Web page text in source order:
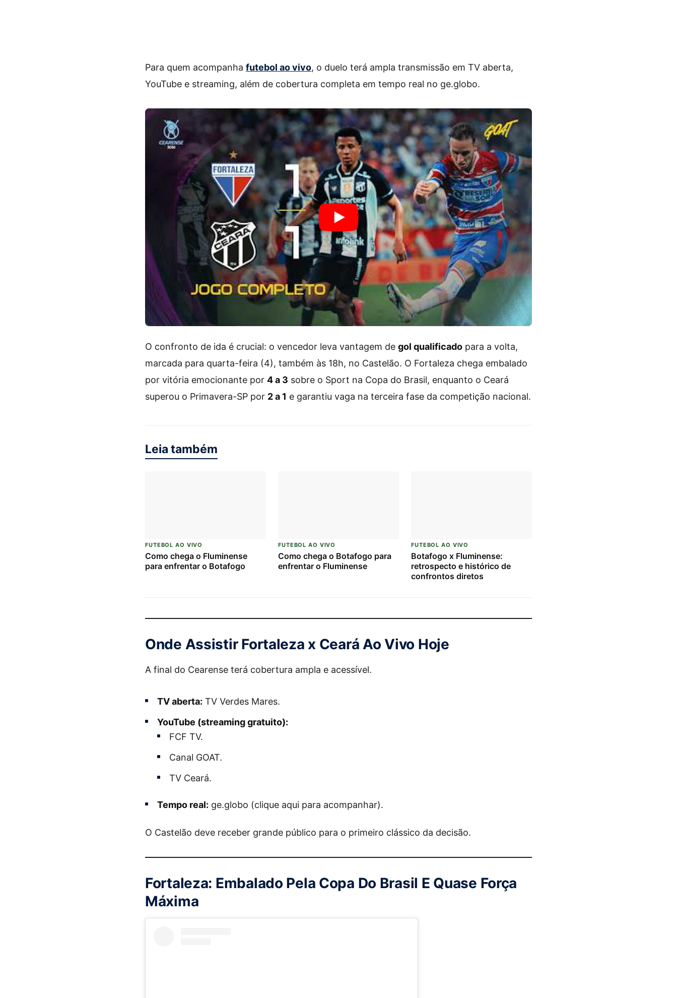
Para quem acompanha futebol ao vivo, o duelo terá ampla transmissão em TV aberta,
YouTube e streaming, além de cobertura completa em tempo real no ge.globo.
O confronto de ida é crucial: o vencedor leva vantagem de gol qualificado para a volta,
marcada para quarta-feira (4), também às 18h, no Castelão. O Fortaleza chega embalado
por vitória emocionante por 4 a 3 sobre o Sport na Copa do Brasil, enquanto o Ceará
superou o Primavera-SP por 2 a 1 e garantiu vaga na terceira fase da competição nacional.
Leia também
FUTEBOL AO VIVO
Como chega o Fluminense
para enfrentar o Botafogo
FUTEBOL AO VIVO
Como chega o Botafogo para
enfrentar o Fluminense
FUTEBOL AO VIVO
Botafogo x Fluminense:
retrospecto e histórico de
confrontos diretos
Onde Assistir Fortaleza x Ceará Ao Vivo Hoje
A final do Cearense terá cobertura ampla e acessível.
TV aberta: TV Verdes Mares.
YouTube (streaming gratuito):
FCF TV.
Canal GOAT.
TV Ceará.
Tempo real: ge.globo (clique aqui para acompanhar).
O Castelão deve receber grande público para o primeiro clássico da decisão.
Fortaleza: Embalado Pela Copa Do Brasil E Quase Força
Máxima